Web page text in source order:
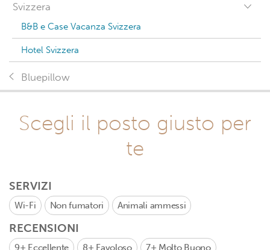
Svizzera
B&B e Case Vacanza Svizzera
Hotel Svizzera
Bluepillow
Scegli il posto giusto per
te
SERVIZI
Wi-Fi Non fumatori Animali ammessi
RECENSIONI
9+ Eccellente 8+ Favoloso 7+ Molto Buono